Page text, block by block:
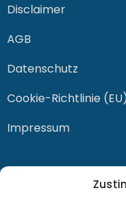
Disclaimer
AGB
Datenschutz
Cookie-Richtlinie
Impressum